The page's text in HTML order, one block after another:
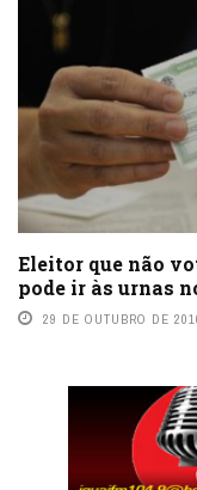
Eleitor que não
pode ir às urnas
29 DE OUTUBRO DE